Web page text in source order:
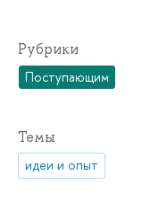
Рубрики
Поступающим
Темы
идеи и опыт